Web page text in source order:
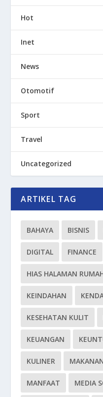
Hot
Inet
News
Otomotif
Sport
Travel
Uncategorized
ARTIKEL TAG
BAHAYA BISNIS
DIGITAL FINANCE
HIAS HALAMAN
KEINDAHAN
KESEHATAN KULIT
KEUANGAN
KULINER
MANFAAT MEDIA